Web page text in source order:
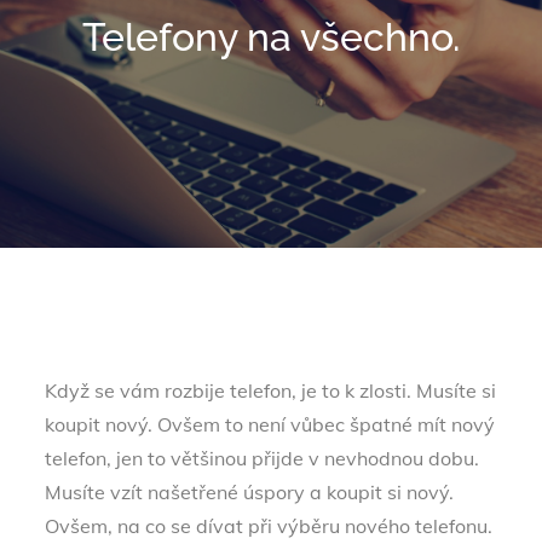
Telefony na všechno.
Když se vám rozbije telefon, je to k zlosti. Musíte si
koupit nový. Ovšem to není vůbec špatné mít nový
telefon, jen to většinou přijde v nevhodnou dobu.
Musíte vzít našetřené úspory a koupit si nový.
Ovšem, na co se dívat při výběru nového telefonu.